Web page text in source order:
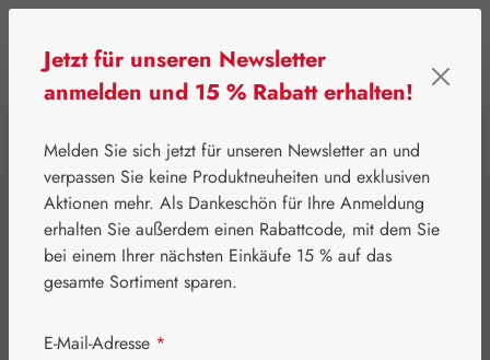
⌂ Leitner Lifecare Schmuck
Gaia Pendant -
Gaia Anhänger
Jetzt für unseren Newsletter
anmelden und 15 % Rabatt erhalten!
Melden Sie sich jetzt für unseren Newsletter an und
verpassen Sie keine Produktneuheiten und exklusiven
Aktionen mehr. Als Dankeschön für Ihre Anmeldung
erhalten Sie außerdem einen Rabattcode, mit dem Sie
bei einem Ihrer nächsten Einkäufe 15 % auf das
gesamte Sortiment sparen.
E-Mail-Adresse *